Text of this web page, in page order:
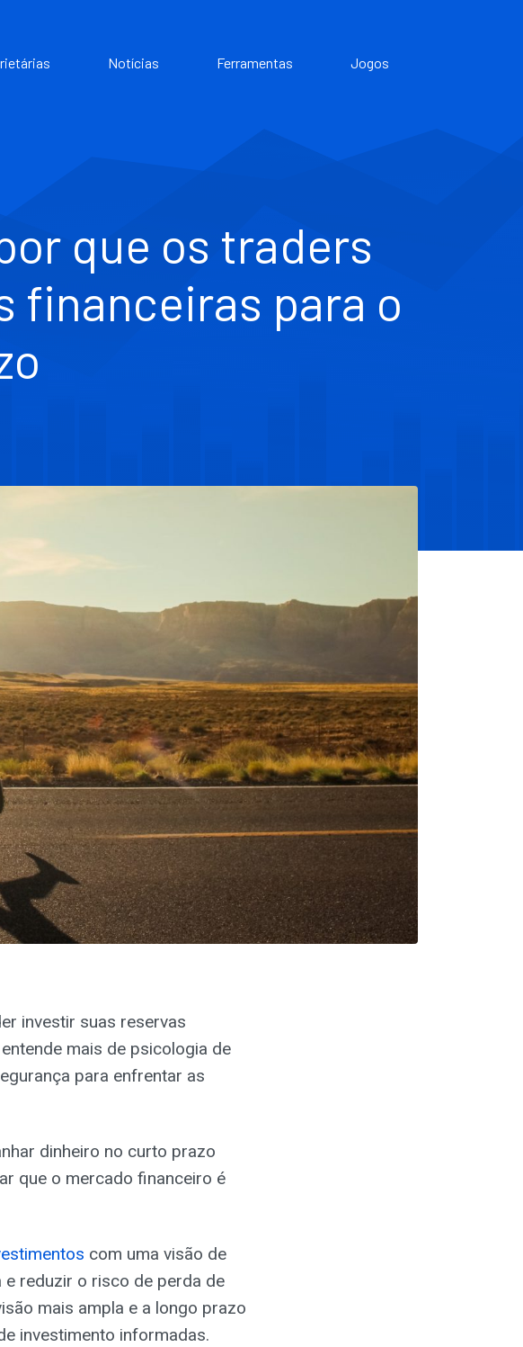
Notícias Ferramentas Jogos
que os traders
financeiras para o
investir suas reservas
mais de psicologia de
para enfrentar as
dinheiro no curto prazo
que o mercado financeiro é
com uma visão de
reduzir o risco de perda de
mais ampla e a longo prazo
investimento informadas.